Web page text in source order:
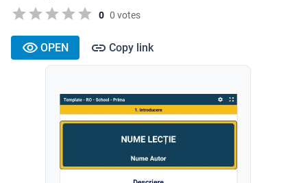
0 0 votes
OPEN Copy link